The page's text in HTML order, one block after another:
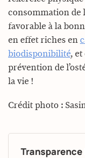
consommation de
favorable à la
en effet riches en
biodisponibilité, et
prévention de
la vie !
Crédit photo :
Transparence